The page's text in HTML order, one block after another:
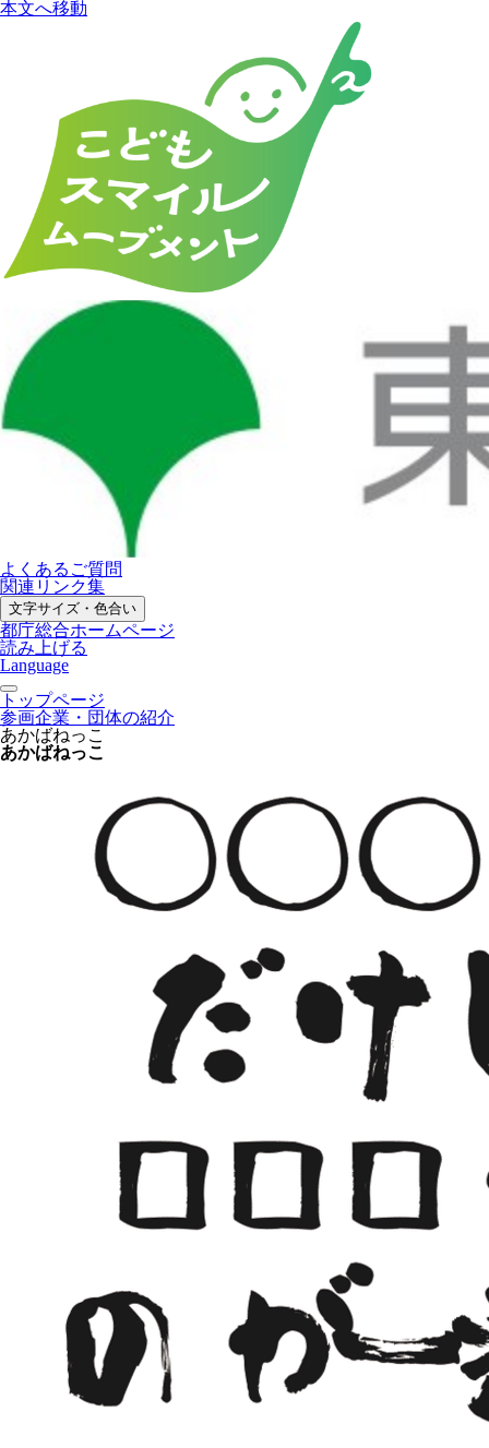
本文へ移動
よくあるご質問
関連リンク集
文字サイズ・色合い
都庁総合ホームページ
読み上げる
Language
トップページ
参画企業・団体の紹介
あかばねっこ
あかばねっこ